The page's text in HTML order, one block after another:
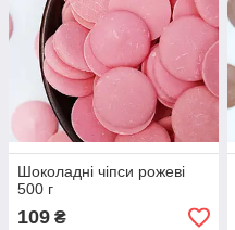
Шоколадні чіпси рожеві
500 г
109 ₴